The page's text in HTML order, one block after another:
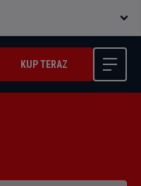
KUP TERAZ